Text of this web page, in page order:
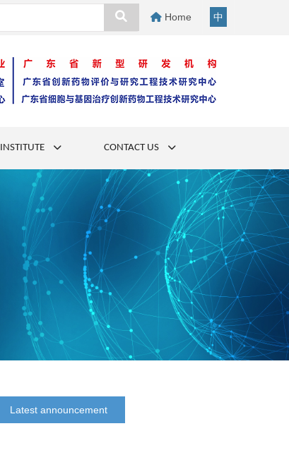
Home 中
INSTITUTE CONTACT US
Latest announcement